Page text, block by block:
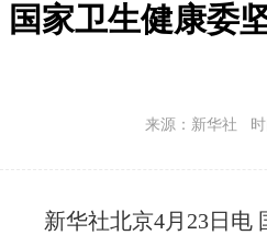
国家卫生健康委
来源：新华社
新华社北京4月23日电